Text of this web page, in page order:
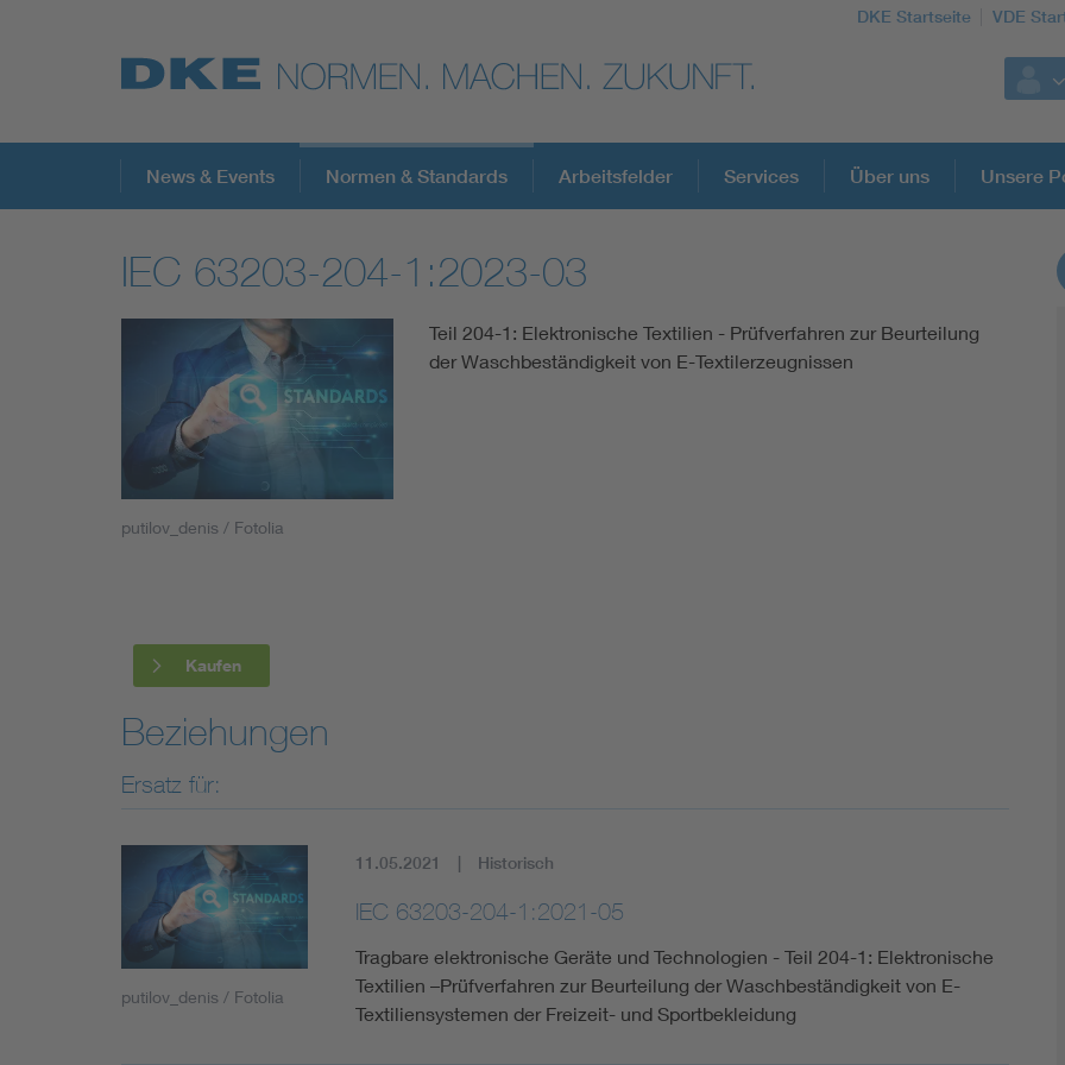
DKE Startseite VDE
Top-Themen
VDE Fokusthemen
Digital Security
Energy
Mobility
Smart Cities
DKE Fachinformationen im Kontext der
News & Events Normen & Standards Arbeitsfelder Services Über uns Unsere
IEC 63203-204-1:2023-03
putilov_denis / Fotolia
Teil 204-1: Elektronische Textilien - Prüfverfahren zur Beurteilung
der Waschbeständigkeit von E-Textilerzeugnissen
Kaufen
Beziehungen
Ersatz für:
putilov_denis / Fotolia
11.05.2021 Historisch
IEC 63203-204-1:2021-05
Tragbare elektronische Geräte und Technologien - Teil 204-1: Elektronische
Textilien –Prüfverfahren zur Beurteilung der Waschbeständigkeit von E-
Textiliensystemen der Freizeit- und Sportbekleidung